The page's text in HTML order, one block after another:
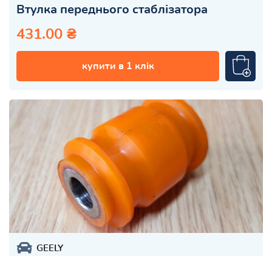
Втулка переднього стаблізатора
431.00 ₴
купити в 1 клік
GEELY